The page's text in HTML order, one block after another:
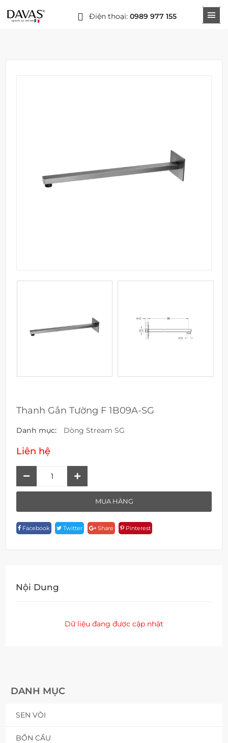
Điện thoại: 0989 977 155
DANH MỤC
SEN VÒI
BỒN CẦU
Thanh Gắn Tường F 1B09A-SG
Danh mục: Dòng Stream SG
Liên hệ
1B09A-
SG
MUA HÀNG
Facebook Twitter Share Pinterest
Nội Dung
Dữ liệu đang được cập nhật